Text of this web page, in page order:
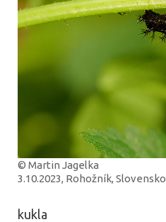
© Martin Jagelka
3.10.2023, Rohožník, Slovensko
kukla